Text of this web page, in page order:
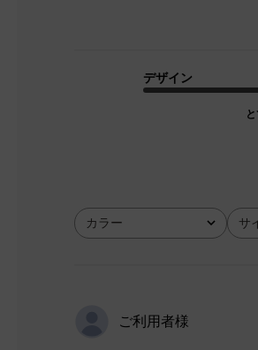
デザイン
カラー
全て サ全て
ご利用者様